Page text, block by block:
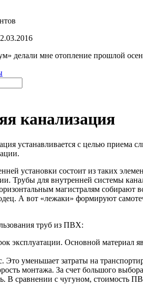
делали мне отопление прошлой
канализация
устанавливается с целью приема
установки состоит из таких
Трубы для внутренней системы
магистралям
А вот «лежаки» формируют
труб из ПВХ:
эксплуатации. Основной материал
Это уменьшает затраты на
монтажа. За счет большого
В сравнении с чугуном, стоимость